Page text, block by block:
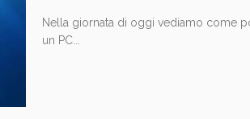
Nella giornata di oggi vediamo come
un PC...